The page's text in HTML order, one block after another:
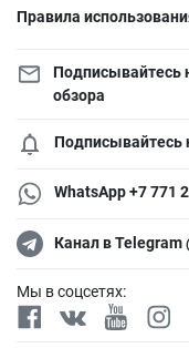
Правила
Подписывайтесь
обзора
Подписывайтесь
WhatsApp +7 771
Канал в Telegram
Мы в соцсетях: